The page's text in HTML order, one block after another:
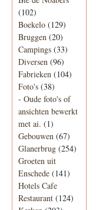
(102)
Boekelo (129)
Bruggen (20)
Campings (33)
Diversen (96)
Fabrieken (104)
Foto's (38)
- Oude foto's of
ansichten bewerkt
met ai. (1)
Gebouwen (67)
Glanerbrug (254)
Groeten uit
Enschede (141)
Hotels Cafe
Restaurant (124)